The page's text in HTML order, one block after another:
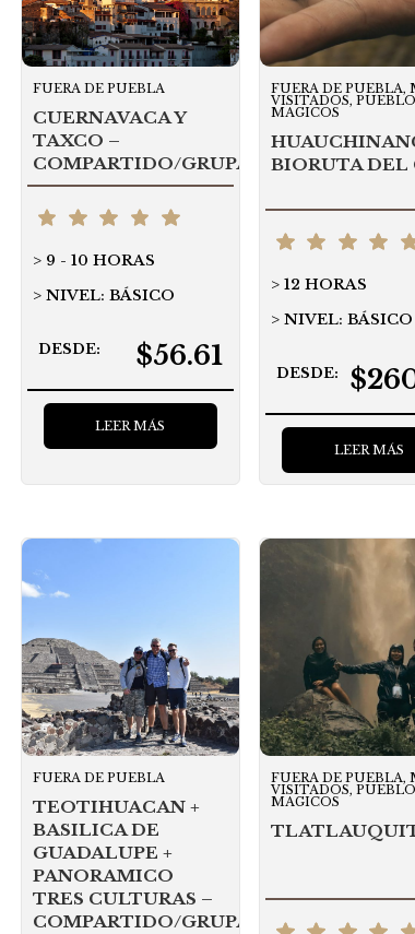
FUERA DE PUEBLA
CUERNAVACA Y
TAXCO –
COMPARTIDO/GRUPAL
9 - 10 HORAS
NIVEL: BÁSICO
DESDE: $56.61
LEER MÁS
FUERA DE PUEBLA,
VISITADOS,
MAGICOS
BIORUTA DEL
12 HORAS
NIVEL: BÁSICO
DESDE:
LEER MÁS
FUERA DE PUEBLA
TEOTIHUACAN +
BASILICA DE
GUADALUPE +
PANORAMICO
TRES CULTURAS –
COMPARTIDO/GRUPAL
FUERA DE PUEBLA,
VISITADOS,
MAGICOS